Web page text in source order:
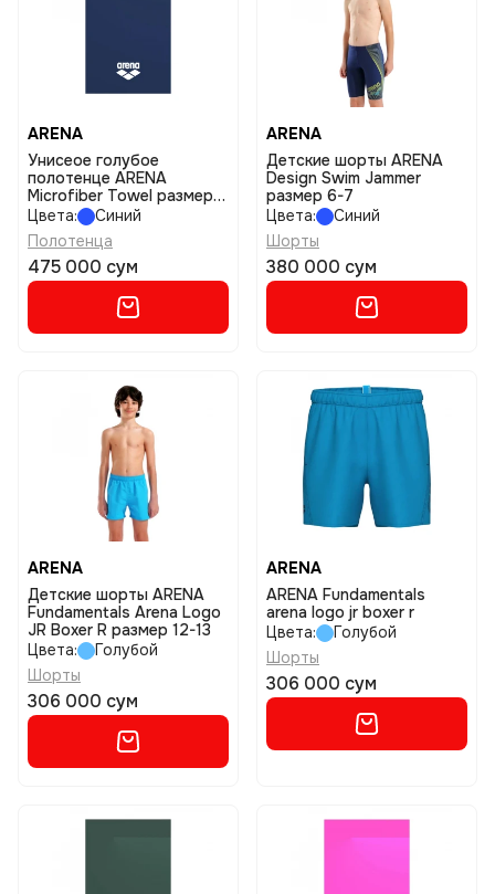
ARENA
Унисеое голубое
полотенце ARENA
Microfiber Towel размер
tu
Цвета:
Синий
Полотенца
475 000 сум
ARENA
Детские шорты ARENA
Design Swim Jammer
размер 6-7
Цвета:
Синий
Шорты
380 000 сум
ARENA
Детские шорты ARENA
Fundamentals Arena Logo
JR Boxer R размер 12-13
Цвета:
Голубой
Шорты
306 000 сум
ARENA
ARENA Fundamentals
arena logo jr boxer r
Цвета:
Голубой
Шорты
306 000 сум